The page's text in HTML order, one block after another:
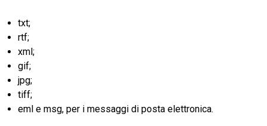
txt;
rtf;
xml;
gif;
jpg;
tiff;
eml e msg, per i messaggi di posta elettronica.